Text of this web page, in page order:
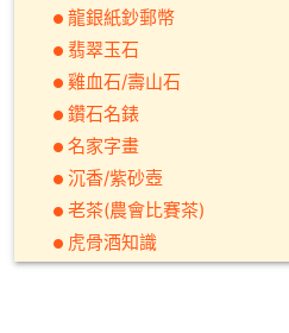
龍銀紙鈔郵幣
翡翠玉石
雞血石/壽山石
鑽石名錶
名家字畫
沉香/紫砂壺
老茶(農會比賽茶)
虎骨酒知識